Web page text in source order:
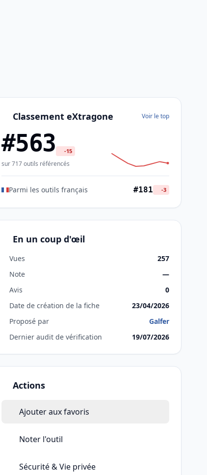
Classement eXtragone Voir le top
#563 -15
sur 717 outils référencés
Parmi les outils français #181 -3
En un coup d'œil
Vues
257
Note
—
Avis
0
Date de création de la fiche
23/04/2026
Proposé par
Galfer
Dernier audit de vérification
19/07/2026
Actions
Ajouter aux favoris
Noter l'outil
Sécurité & Vie privée